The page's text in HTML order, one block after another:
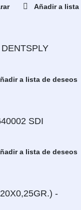
Añadir a lista
a lista de deseos
SDI
a lista de deseos
-